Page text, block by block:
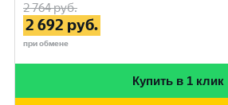
2 764руб.
2 692 руб.
при обмене
Купить в 1 клик